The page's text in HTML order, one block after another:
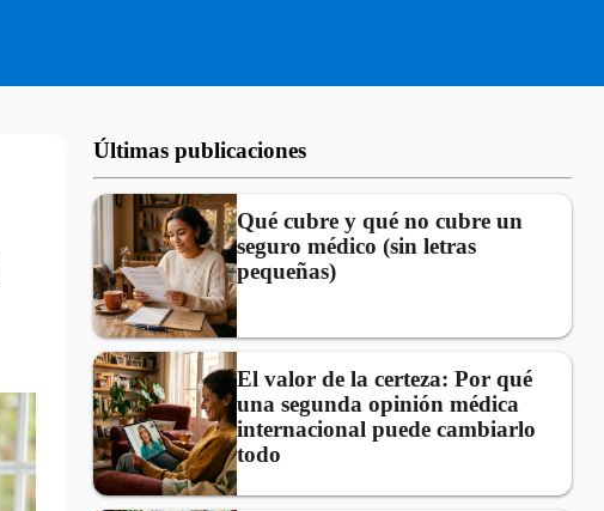
Últimas publicaciones
Qué cubre y qué no cubre un
seguro médico (sin letras
pequeñas)
El valor de la certeza: Por qué
una segunda opinión médica
internacional puede cambiarlo
todo